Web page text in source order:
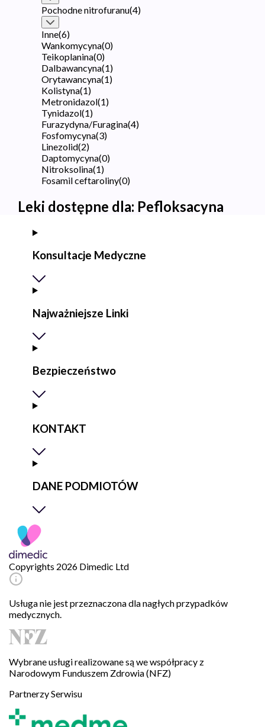
Pochodne nitrofuranu(4)
Inne(6)
Wankomycyna(0)
Teikoplanina(0)
Dalbawancyna(1)
Orytawancyna(1)
Kolistyna(1)
Metronidazol(1)
Tynidazol(1)
Furazydyna/Furagina(4)
Fosfomycyna(3)
Linezolid(2)
Daptomycyna(0)
Nitroksolina(1)
Fosamil ceftaroliny(0)
Leki dostępne dla: Pefloksacyna
Konsultacje Medyczne
Najważniejsze Linki
Bezpieczeństwo
KONTAKT
DANE PODMIOTÓW
Copyrights 2026 Dimedic Ltd
Usługa nie jest przeznaczona dla nagłych przypadków
medycznych.
Wybrane usługi realizowane są we współpracy z
Narodowym Funduszem Zdrowia (NFZ)
Partnerzy Serwisu